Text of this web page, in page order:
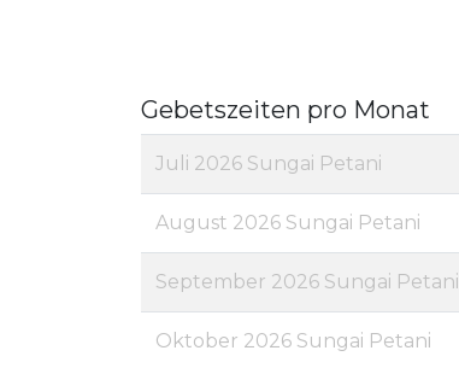
Gebetszeiten pro Monat
Juli 2026 Sungai Petani
August 2026 Sungai Petani
September 2026 Sungai Petani
Oktober 2026 Sungai Petani